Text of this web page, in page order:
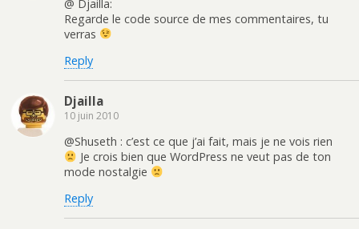
@ Djailla:
Regarde le code source de mes commentaires, tu
verras
Reply
Djailla
10 juin 2010
@Shuseth : c’est ce que j’ai fait, mais je ne vois rien
Je crois bien que WordPress ne veut pas de ton
mode nostalgie
Reply